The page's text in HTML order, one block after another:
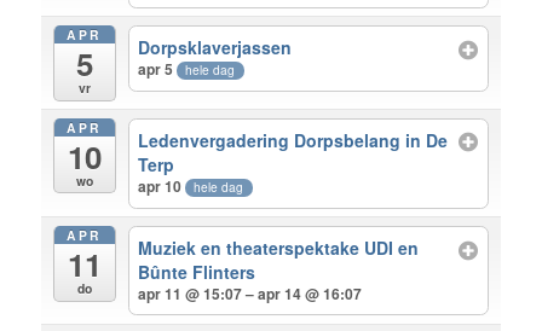
APR
5
vr
Dorpsklaverjassen
apr 5 hele dag
APR
10
wo
Ledenvergadering Dorpsbelang in De
Terp
apr 10 hele dag
APR
11
do
Muziek en theaterspektake UDI en
Bûnte Flinters
apr 11 @ 15:07 – apr 14 @ 16:07